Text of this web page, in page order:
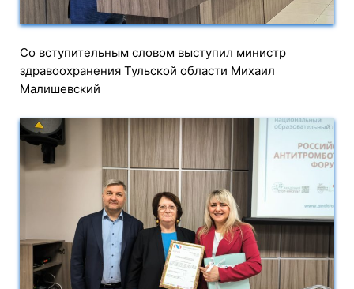
Со вступительным словом выступил министр
здравоохранения Тульской области Михаил
Малишевский